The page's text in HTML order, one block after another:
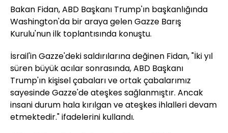
Bakan Fidan, ABD Başkanı Trump'ın başkanlığında
Washington'da bir araya gelen Gazze Barış
Kurulu'nun ilk toplantısında konuştu.
İsrail'in Gazze'deki saldırılarına değinen Fidan, "İki yıl
süren büyük acılar sonrasında, ABD Başkanı
Trump'ın kişisel çabaları ve ortak çabalarımız
sayesinde Gazze'de ateşkes sağlanmıştır. Ancak
insani durum hala kırılgan ve ateşkes ihlalleri devam
etmektedir." ifadelerini kullandı.